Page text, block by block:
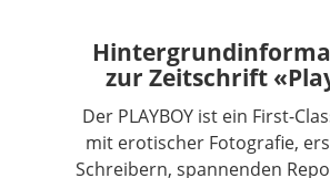
zur Zeitschrift
Der PLAYBOY ist ein First-
mit erotischer Fotografie,
Schreibern, spannenden